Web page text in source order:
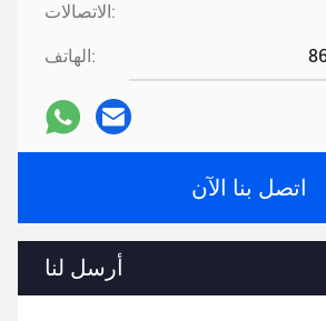
الاتصالات:
الهاتف:
اتصل بنا الآن
أرسل لنا